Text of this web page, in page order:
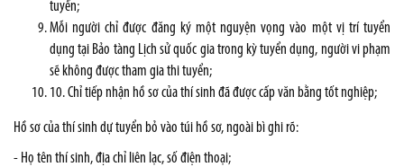
tuyển;
Mỗi người chỉ được đăng ký một nguyện vọng vào một vị trí tuyển
dụng tại Bảo tàng Lịch sử quốc gia trong kỳ tuyển dụng, người vi phạm
sẽ không được tham gia thi tuyển;
10. Chỉ tiếp nhận hồ sơ của thí sinh đã được cấp văn bằng tốt nghiệp;
Hồ sơ của thí sinh dự tuyển bỏ vào túi hồ sơ, ngoài bì ghi rõ:
- Họ tên thí sinh, địa chỉ liên lạc, số điện thoại;